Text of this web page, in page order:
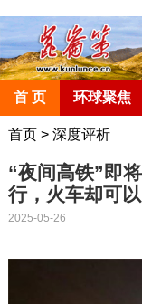
首 页 环球聚焦
首页> 深度评析
“夜间高铁”即
行，火车却可以
2025-05-26